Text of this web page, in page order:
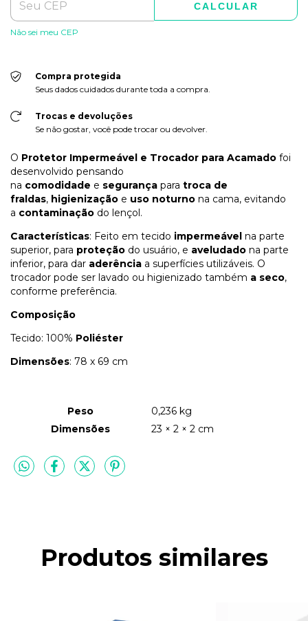
CALCULAR
Não sei meu CEP
Compra protegida
Seus dados cuidados durante toda a compra.
Trocas e devoluções
Se não gostar, você pode trocar ou devolver.
O Protetor Impermeável e Trocador para Acamado foi
desenvolvido pensando
na comodidade e segurança para troca de
fraldas, higienização e uso noturno na cama, evitando
a contaminação do lençol.
Características: Feito em tecido impermeável na parte
superior, para proteção do usuário, e aveludado na parte
inferior, para dar aderência a superfícies utilizáveis. O
trocador pode ser lavado ou higienizado também a seco,
conforme preferência.
Composição
Tecido: 100% Poliéster
Dimensões: 78 x 69 cm
Peso
0,236 kg
Dimensões
23 × 2 × 2 cm
Produtos similares